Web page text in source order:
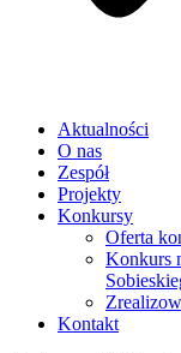
Aktualności
O nas
Zespół
Projekty
Konkursy
Oferta
Konkurs
Kontakt